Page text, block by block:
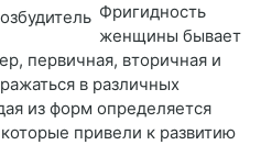
Фригидность
женщины бывает
первичная, вторичная и
в различных
из форм определяется
привели к развитию